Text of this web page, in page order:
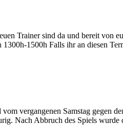
sind da und bereit von
1300h-1500h Falls ihr an diesen
vergangenen Samstag gegen
Nach Abbruch des Spiels